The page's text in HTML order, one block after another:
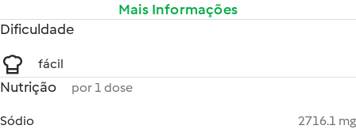
Mais Informações
Dificuldade
fácil
Nutrição por 1 dose
Sódio
2716.1 mg